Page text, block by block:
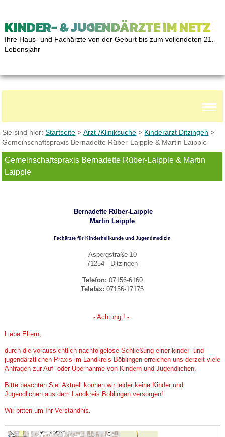
KINDER- & JUGENDÄRZTE IM NETZ
Ihre Haus- und Fachärzte von der Geburt bis zum vollendeten 21.
Lebensjahr
Sie sind hier:Startseite >Arzt-/Kliniksuche > Kinderarzt Ditzingen >
Gemeinschaftspraxis Bernadette Rüber-Laipple & Martin Laipple
Gemeinschaftspraxis Bernadette Rüber-Laipple & Martin
Laipple
Bernadette Rüber-Laipple
Martin Laipple
Fachärzte für Kinderheilkunde und Jugendmedizin
Aspergstraße 10
71254 - Ditzingen
Telefon: 07156-6160
Telefax:07156-17175
- Achtung ! -
Liebe Eltern,
durch die voraussichtlich nachfolgelose Schließung einer kinder- und
jugendärztlichen Praxis im Landkreis Böblingen erreichen uns derzeit viele
Anfragen zur Auf- oder Übernahme von Kindern und Jugendlichen.
Bitte beachten Sie: Aktuell können wir leider keine Kinder und
Jugendlichen aus dem Landkreis Böblingen versorgen!
Wir bitten um Ihr Verständnis.